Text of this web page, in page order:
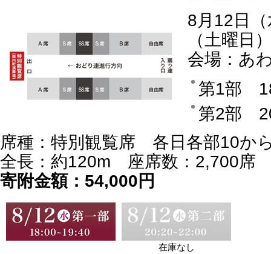
8月12日
（土曜日
会場：あ
第1部
第2部
席種：特別観覧席 各日各部10か
全長：約120m 座席数：2,700席
寄附金額：54,000円
在庫なし